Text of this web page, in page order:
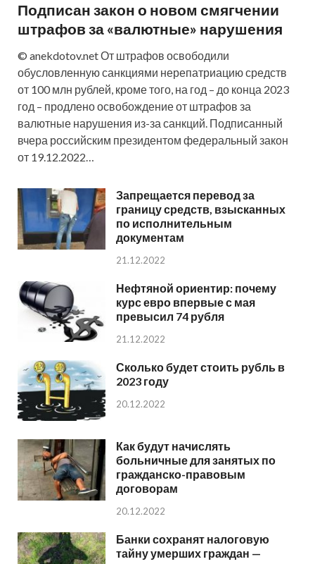
Подписан закон о новом смягчении
штрафов за «валютные» нарушения
© anekdotov.net От штрафов освободили
обусловленную санкциями нерепатриацию средств
от 100 млн рублей, кроме того, на год – до конца 2023
год – продлено освобождение от штрафов за
валютные нарушения из-за санкций. Подписанный
вчера российским президентом федеральный закон
от 19.12.2022…
Запрещается перевод за
границу средств, взысканных
по исполнительным
документам
21.12.2022
Нефтяной ориентир: почему
курс евро впервые с мая
превысил 74 рубля
21.12.2022
Сколько будет стоить рубль в
2023 году
20.12.2022
Как будут начислять
больничные для занятых по
гражданско-правовым
договорам
20.12.2022
Банки сохранят налоговую
тайну умерших граждан —